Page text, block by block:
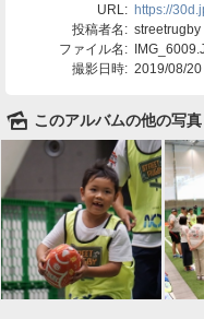
URL: https://
投稿者名: streetrugby
ファイル名:
撮影日時: 2019/08/20
🌄 このアルバムの他の写真